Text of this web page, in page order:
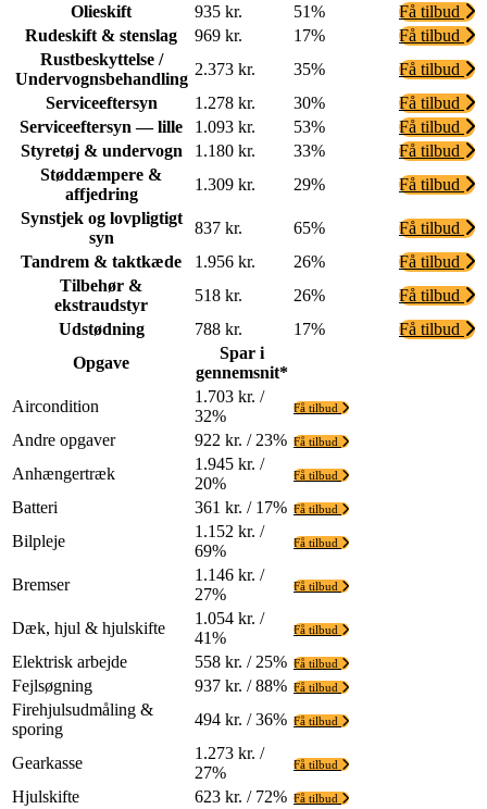
Olieskift
935 kr. 51%
Få tilbud
Rudeskift & stenslag
969 kr. 17%
Få tilbud
Rustbeskyttelse /
Undervognsbehandling
2.373 kr. 35%
Få tilbud
Serviceeftersyn
1.278 kr. 30%
Få tilbud
Serviceeftersyn — lille
1.093 kr. 53%
Få tilbud
Styretøj & undervogn
1.180 kr. 33%
Få tilbud
Støddæmpere &
affjedring
1.309 kr. 29%
Få tilbud
Synstjek og lovpligtigt
syn
837 kr. 65%
Få tilbud
Tandrem & taktkæde
1.956 kr. 26%
Få tilbud
Tilbehør &
ekstraudstyr
518 kr. 26%
Få tilbud
Udstødning
788 kr. 17%
Få tilbud
Opgave
Spar i
gennemsnit*
Aircondition
1.703 kr. /
32%
Få tilbud
Andre opgaver 922 kr. / 23% Få tilbud
Anhængertræk
1.945 kr. /
20%
Få tilbud
Batteri 361 kr. / 17% Få tilbud
Bilpleje
1.152 kr. /
69%
Få tilbud
Bremser
1.146 kr. /
27%
Få tilbud
Dæk, hjul & hjulskifte
1.054 kr. /
41%
Få tilbud
Elektrisk arbejde 558 kr. / 25% Få tilbud
Fejlsøgning 937 kr. / 88% Få tilbud
Firehjulsudmåling &
sporing
494 kr. / 36% Få tilbud
Gearkasse
1.273 kr. /
27%
Få tilbud
Hjulskifte 623 kr. / 72% Få tilbud